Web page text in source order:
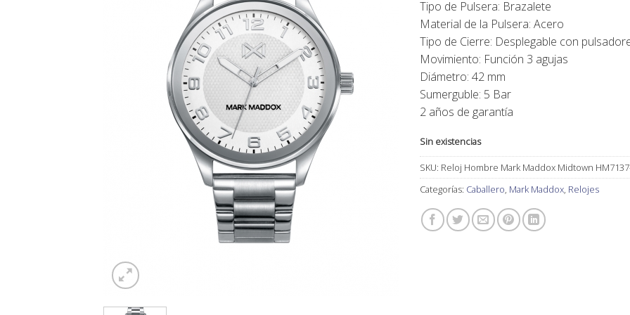
49,00€.44,00€.
Tipo de Pulsera: Brazalete
Material de la Pulsera: Acero
Tipo de Cierre: Desplegable con
Movimiento: Función 3 agujas
Diámetro: 42 mm
Sumerguble: 5 Bar
2 años de garantía
Sin existencias
SKU: Reloj Hombre Mark Maddox Midtown
Categorías: Caballero Mark Maddox Relojes